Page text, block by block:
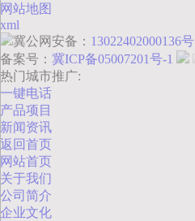
网站地图
xml
冀公网安备： 13022402000136号
备案号： 冀ICP备05007201号-1
热门城市推广:
一键电话
产品项目
新闻资讯
返回首页
网站首页
关于我们
公司简介
企业文化